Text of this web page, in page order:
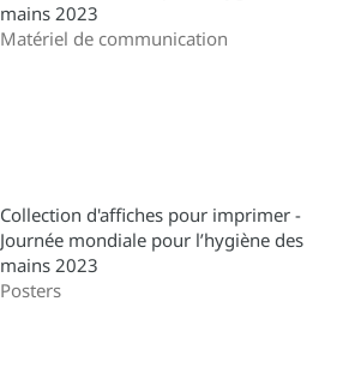
mains 2023
Matériel de communication
Collection d'affiches pour imprimer -
Journée mondiale pour l’hygiène des
mains 2023
Posters